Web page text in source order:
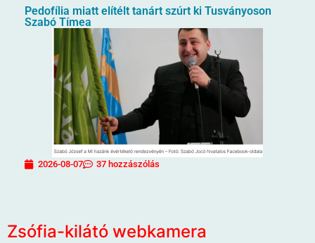
Pedofília miatt elítélt tanárt szúrt ki Tusványoson
Szabó Tímea
2026-08-07 37 hozzászólás
Zsófia-kilátó webkamera